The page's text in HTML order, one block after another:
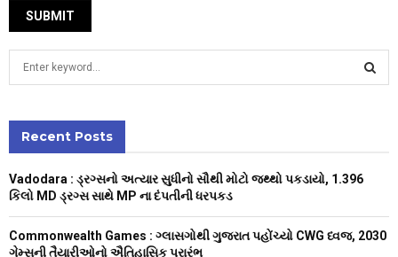
h
o
C
Recent Posts
Vadodara : ડ્રગ્સનો અત્યાર સુધીનો સૌથી મોટો જથ્થો પકડાયો, 1.396
કિલો MD ડ્રગ્સ સાથે MP ના દંપતીની ધરપકડ
Commonwealth Games : ગ્લાસગોથી ગુજરાત પહોંચ્યો CWG ધ્વજ, 2030
ગેમ્સની તૈયારીઓનો ઐતિહાસિક પ્રારંભ